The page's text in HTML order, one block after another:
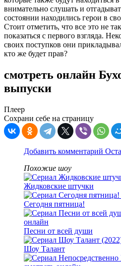
внимательно слушать и
состоянии находились герои в
Стоит отметить, что все это не
показаться с первого взгляда.
своих поступков они
кто же будет прав?
смотреть онлайн
выпуски
Плеер
Сохрани себе на страницу
Добавить комментарий
Похожие шоу
Жидковские штучки
Сегодня пятница!
Песни от всей души
Шоу Талант